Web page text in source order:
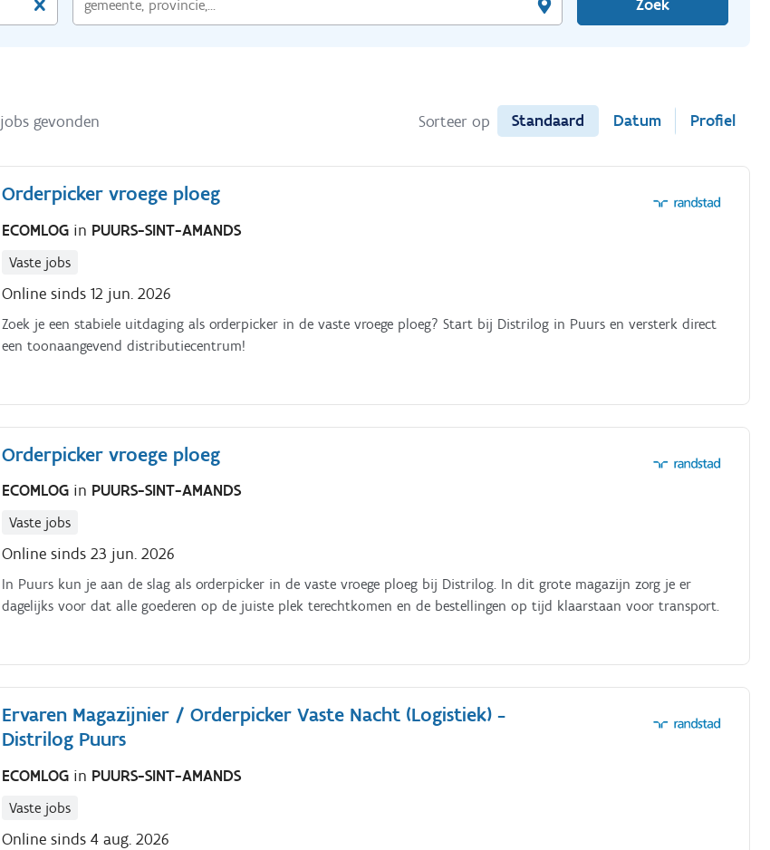
Zoek
jobs gevonden Sorteer op Standaard Datum Profiel
Orderpicker vroege ploeg
ECOMLOG in PUURS-SINT-AMANDS
Vaste jobs
Online sinds 12 jun. 2026
Zoek je een stabiele uitdaging als orderpicker in de vaste vroege ploeg? Start bij Distrilog in Puurs en versterk direct
een toonaangevend distributiecentrum!
Orderpicker vroege ploeg
ECOMLOG in PUURS-SINT-AMANDS
Vaste jobs
Online sinds 23 jun. 2026
In Puurs kun je aan de slag als orderpicker in de vaste vroege ploeg bij Distrilog. In dit grote magazijn zorg je er
dagelijks voor dat alle goederen op de juiste plek terechtkomen en de bestellingen op tijd klaarstaan voor transport.
Ervaren Magazijnier / Orderpicker Vaste Nacht (Logistiek) -
Distrilog Puurs
ECOMLOG in PUURS-SINT-AMANDS
Vaste jobs
Online sinds 4 aug. 2026